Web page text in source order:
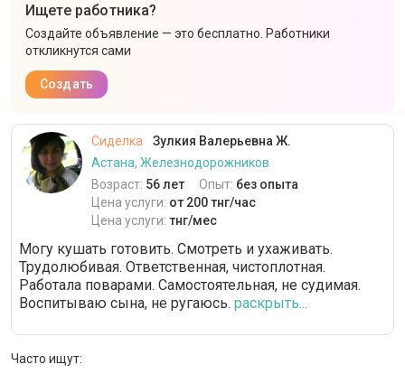
Ищете работника?
Создайте объявление — это бесплатно. Работники
откликнутся сами
Создать
Сиделка
Зулкия Валерьевна Ж.
Астана, Железнодорожников
Возраст: 56 лет Опыт: без опыта
Цена услуги: от 200 тнг/час
Цена услуги: тнг/мес
Могу кушать готовить. Смотреть и ухаживать.
Трудолюбивая. Ответственная, чистоплотная.
Работала поварами. Самостоятельная, не судимая.
Воспитываю сына, не ругаюсь. раскрыть...
Часто ищут: